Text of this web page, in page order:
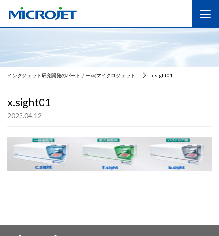
インクジェット研究開発のパートナー ㈱マイクロジェット x.sight01
x.sight01
2023.04.12